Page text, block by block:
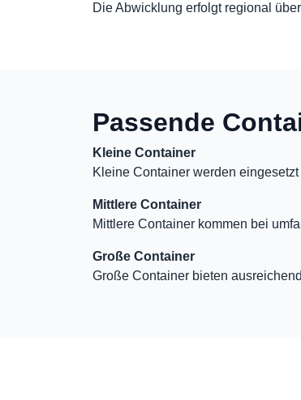
Die Abwicklung erfolgt regional
Passende
Kleine Container
Kleine Container werden
Mittlere Container
Mittlere Container kommen bei
Große Container
Große Container bieten